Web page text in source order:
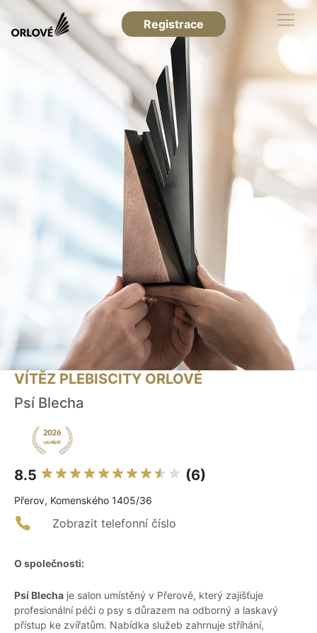
Registrace
VÍTĚZ PLEBISCITY ORLOVÉ
Psí Blecha
8.5 (6)
Přerov, Komenského 1405/36
Zobrazit telefonní číslo
O společnosti:
Psí Blecha je salon umístěný v Přerově, který zajišťuje
profesionální péči o psy s důrazem na odborný a laskavý
přístup ke zvířatům. Nabídka služeb zahrnuje stříhání,